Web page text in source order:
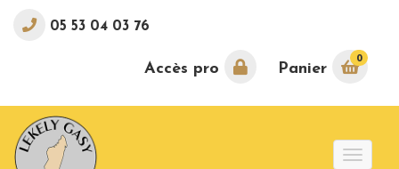
05 53 04 03 76
Accès pro Panier
0
Toggle